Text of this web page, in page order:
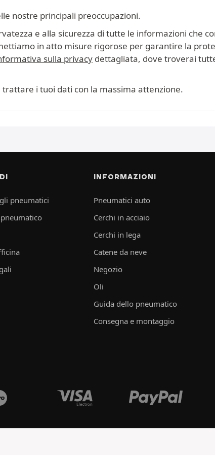
nostre principali preoccupazioni.
e alla sicurezza di tutte le informazioni che
in atto misure rigorose per garantire la
sulla privacy dettagliata, dove troverai
i tuoi dati con la massima attenzione.
pneumatici
INFORMAZIONI
Pneumatici auto
Cerchi in acciaio
Cerchi in lega
Catene da neve
Negozio
Oli
Guida dello pneumatico
Consegna e montaggio